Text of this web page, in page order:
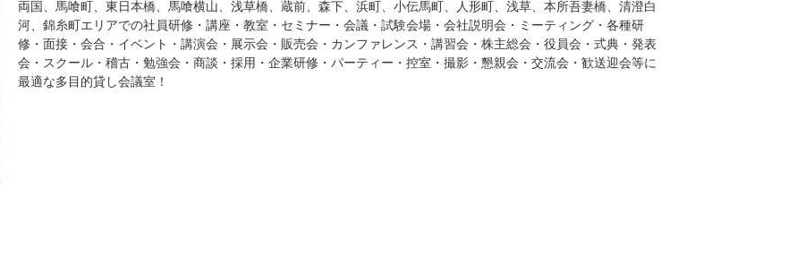
両国、馬喰町、東日本橋、馬喰横山、浅草橋、蔵前、森下、浜町、小伝馬町、人形町、浅草、本所吾妻橋、清澄白
河、錦糸町エリアでの社員研修・講座・教室・セミナー・会議・試験会場・会社説明会・ミーティング・各種研
修・面接・会合・イベント・講演会・展示会・販売会・カンファレンス・講習会・株主総会・役員会・式典・発表
会・スクール・稽古・勉強会・商談・採用・企業研修・パーティー・控室・撮影・懇親会・交流会・歓送迎会等に
最適な多目的貸し会議室！